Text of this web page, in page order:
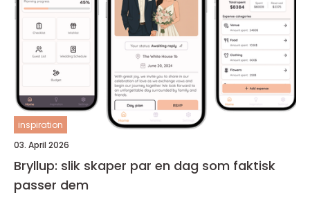
inspiration
03. April 2026
Bryllup: slik skaper par en dag som faktisk
passer dem